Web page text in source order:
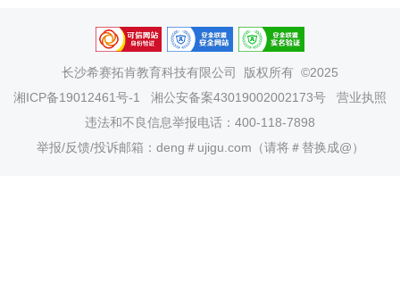
长沙希赛拓肯教育科技有限公司
版权所有 ©2025
湘ICP备19012461号-1
湘公安备案43019002002173号
营业执照
违法和不良信息举报电话：400-118-7898
举报/反馈/投诉邮箱：deng＃ujigu.com（请将＃替换成@）